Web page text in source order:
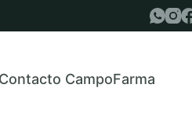
Contacto CampoFarma